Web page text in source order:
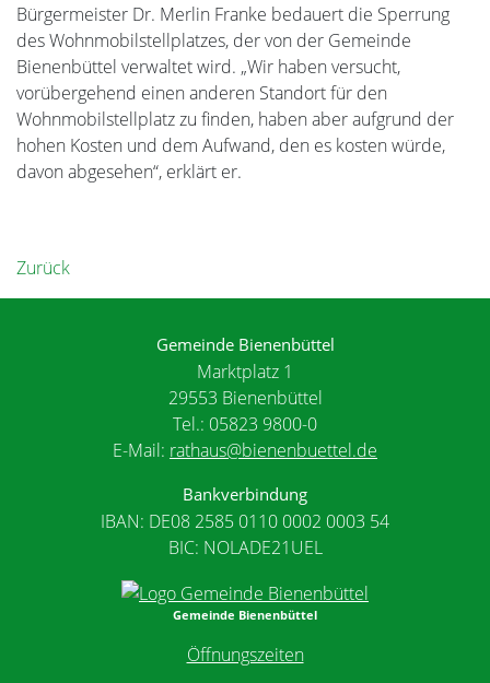
Bürgermeister Dr. Merlin Franke bedauert die Sperrung
des Wohnmobilstellplatzes, der von der Gemeinde
Bienenbüttel verwaltet wird. „Wir haben versucht,
vorübergehend einen anderen Standort für den
Wohnmobilstellplatz zu finden, haben aber aufgrund der
hohen Kosten und dem Aufwand, den es kosten würde,
davon abgesehen“, erklärt er.
Zurück
Gemeinde Bienenbüttel
Marktplatz 1
29553 Bienenbüttel
Tel.: 05823 9800-0
E-Mail: rathaus@bienenbuettel.de
Bankverbindung
IBAN: DE08 2585 0110 0002 0003 54
BIC: NOLADE21UEL
Gemeinde Bienenbüttel
Öffnungszeiten